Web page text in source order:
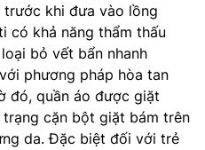
trước khi đưa vào lồng
có khả năng thẩm thấu
bỏ vết bẩn nhanh
phương pháp hòa tan
đó, quần áo được giặt
trạng cặn bột giặt bám trên
da. Đặc biệt đối với trẻ